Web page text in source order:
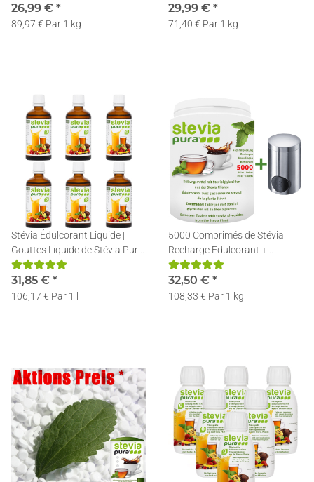
26,99 € *
89,97 € Par 1 kg
29,99 € *
71,40 € Par 1 kg
Stévia Édulcorant Liquide |
Gouttes Liquide de Stévia Pure
| Stévia Liquide | 6x50ml
31,85 € *
106,17 € Par 1 l
5000 Comprimés de Stévia
Recharge Edulcorant +
Distributeur d'édulcorant Inox
32,50 € *
108,33 € Par 1 kg